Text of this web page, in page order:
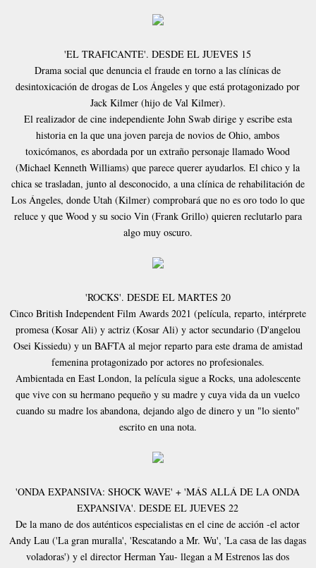
'EL TRAFICANTE'. DESDE EL JUEVES 15
Drama social que denuncia el fraude en torno a las clínicas de
desintoxicación de drogas de Los Ángeles y que está protagonizado por
Jack Kilmer (hijo de Val Kilmer).
El realizador de cine independiente John Swab dirige y escribe esta
historia en la que una joven pareja de novios de Ohio, ambos
toxicómanos, es abordada por un extraño personaje llamado Wood
(Michael Kenneth Williams) que parece querer ayudarlos. El chico y la
chica se trasladan, junto al desconocido, a una clínica de rehabilitación de
Los Ángeles, donde Utah (Kilmer) comprobará que no es oro todo lo que
reluce y que Wood y su socio Vin (Frank Grillo) quieren reclutarlo para
algo muy oscuro.
'ROCKS'. DESDE EL MARTES 20
Cinco British Independent Film Awards 2021 (película, reparto, intérprete
promesa (Kosar Ali) y actriz (Kosar Ali) y actor secundario (D'angelou
Osei Kissiedu) y un BAFTA al mejor reparto para este drama de amistad
femenina protagonizado por actores no profesionales.
Ambientada en East London, la película sigue a Rocks, una adolescente
que vive con su hermano pequeño y su madre y cuya vida da un vuelco
cuando su madre los abandona, dejando algo de dinero y un "lo siento"
escrito en una nota.
'ONDA EXPANSIVA: SHOCK WAVE' + 'MÁS ALLÁ DE LA ONDA
EXPANSIVA'. DESDE EL JUEVES 22
De la mano de dos auténticos especialistas en el cine de acción -el actor
Andy Lau ('La gran muralla', 'Rescatando a Mr. Wu', 'La casa de las dagas
voladoras') y el director Herman Yau- llegan a M Estrenos las dos